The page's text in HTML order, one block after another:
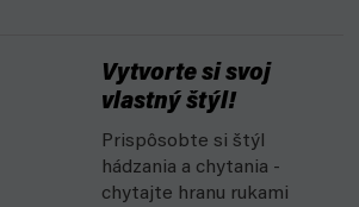
Vytvorte si svoj
vlastný štýl!
Prispôsobte si štýl
hádzania a chytania -
chytajte hranu rukami